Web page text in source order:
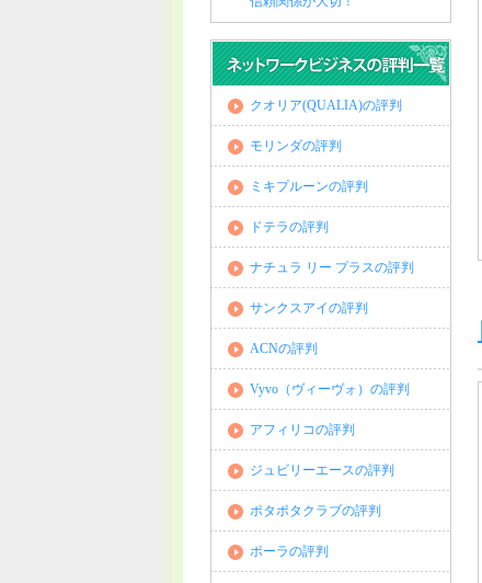
クオリア(QUALIA)の評判
モリンダの評判
ミキプルーンの評判
ドテラの評判
ナチュラ リー プラスの評判
サンクスアイの評判
ACNの評判
Vyvo（ヴィーヴォ）の評判
アフィリコの評判
ジュビリーエースの評判
ポタポタクラブの評判
ポーラの評判